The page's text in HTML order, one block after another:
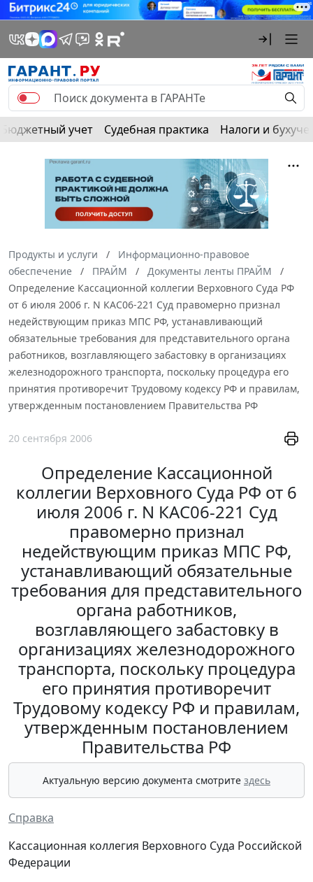
Бюджетный учет Судебная практика Налоги и
Продукты и услуги
Информационно-правовое
обеспечение
ПРАЙМ
Документы ленты ПРАЙМ
Определение Кассационной коллегии Верховного Суда РФ
от 6 июля 2006 г. N КАС06-221 Суд правомерно признал
недействующим приказ МПС РФ, устанавливающий
обязательные требования для представительного органа
работников, возглавляющего забастовку в организациях
железнодорожного транспорта, поскольку процедура его
принятия противоречит Трудовому кодексу РФ и правилам,
утвержденным постановлением Правительства РФ
20 сентября 2006
Определение Кассационной
коллегии Верховного Суда РФ от 6
июля 2006 г. N КАС06-221 Суд
правомерно признал
недействующим приказ МПС РФ,
устанавливающий обязательные
требования для представительного
органа работников,
возглавляющего забастовку в
организациях железнодорожного
транспорта, поскольку процедура
его принятия противоречит
Трудовому кодексу РФ и правилам,
утвержденным постановлением
Правительства РФ
Актуальную версию документа смотрите здесь
Справка
Кассационная коллегия Верховного Суда Российской
Федерации